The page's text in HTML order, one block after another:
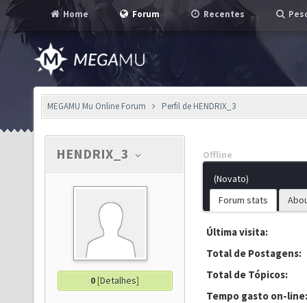
Home Forum Recentes
MEGAMU Mu Online Forum Perfil de HENDRIX_3
HENDRIX_3
0[Detalhes]
Offline
(Novato)
Forum stats
Última visita:
Total de Postagens:
Total de Tópicos:
Tempo gasto on-line: